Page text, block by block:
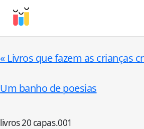
« Livros que fazem as crianças
Um banho de poesias
livros 20 capas.001